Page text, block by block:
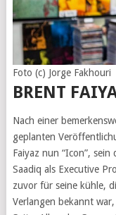
Foto (c) Jorge Fakhouri
BRENT
Nach einer
geplanten
Faiyaz nun “Icon”,
Saadiq als Executive
zuvor für seine kühle,
Verlangen bekannt